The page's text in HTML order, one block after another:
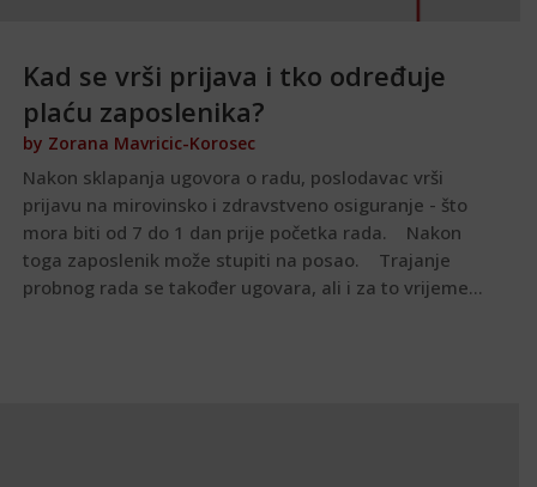
Kad se vrši prijava i tko određuje
plaću zaposlenika?
by Zorana Mavricic-Korosec
Nakon sklapanja ugovora o radu, poslodavac vrši
prijavu na mirovinsko i zdravstveno osiguranje - što
mora biti od 7 do 1 dan prije početka rada. Nakon
toga zaposlenik može stupiti na posao. Trajanje
probnog rada se također ugovara, ali i za to vrijeme...